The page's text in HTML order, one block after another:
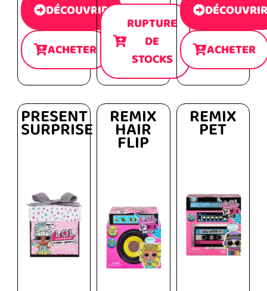
DÉCOUVRIR
ACHETER
RUPTURE
DE
STOCKS
DÉCOUVRIR
ACHETER
PRESENT
SURPRISE REMIX
HAIR
FLIP
REMIX
PET